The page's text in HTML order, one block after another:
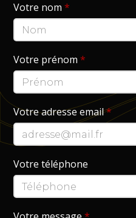
Votre nom*
Votre prénom*
Votre adresse email*
Votre téléphone